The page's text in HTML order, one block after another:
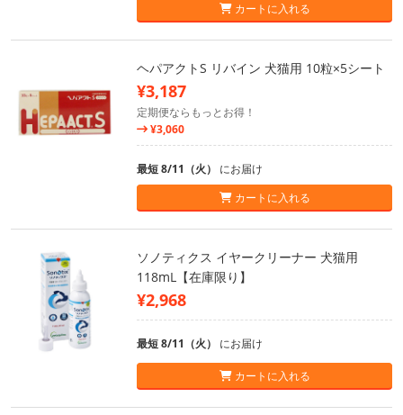
カートに入れる
ヘパアクトS リバイン 犬猫用 10粒×5シート
¥3,187
定期便ならもっとお得！
¥3,060
最短 8/11（火） にお届け
カートに入れる
ソノティクス イヤークリーナー 犬猫用
118mL【在庫限り】
¥2,968
最短 8/11（火） にお届け
カートに入れる